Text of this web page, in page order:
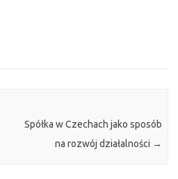
Spółka w Czechach jako sposób
na rozwój działalności →